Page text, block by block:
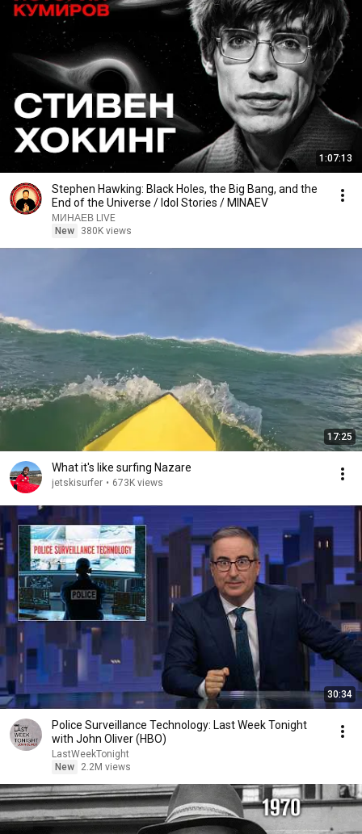
1:07:13
Stephen Hawking: Black Holes, the Big Bang, and the
End of the Universe / Idol Stories / MINAEV
МИНАЕВ LIVE
New
380K views
17:25
What it's like surfing Nazare
jetskisurfer • 673K views
30:34
Police Surveillance Technology: Last Week Tonight
with John Oliver (HBO)
LastWeekTonight
New
2.2M views